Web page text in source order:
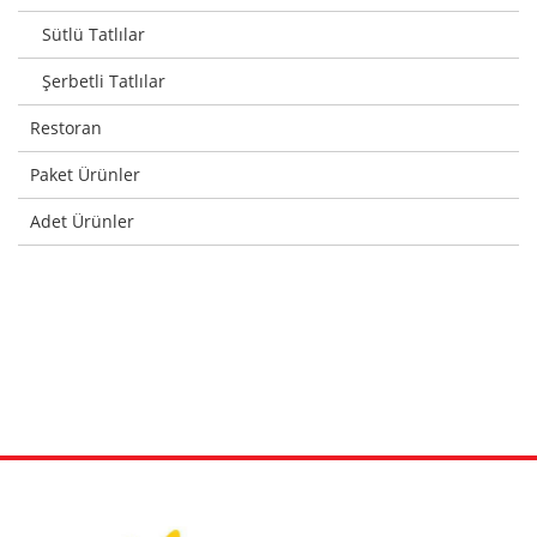
Sütlü Tatlılar
Şerbetli Tatlılar
Restoran
Paket Ürünler
Adet Ürünler